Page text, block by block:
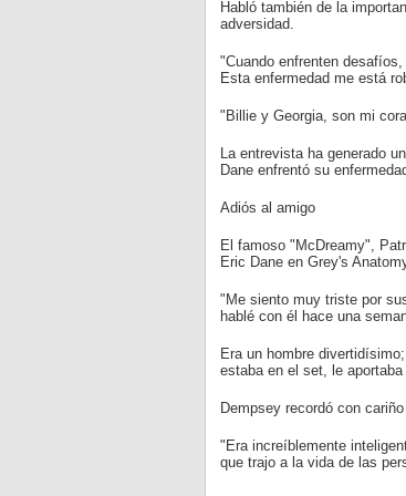
Habló también de la
adversidad.
"Cuando enfrenten
Esta enfermedad me está
"Billie y Georgia, son mi
La entrevista ha generado
Dane enfrentó su
Adiós al amigo
El famoso "McDreamy",
Eric Dane en Grey's
"Me siento muy triste por
hablé con él hace una
Era un hombre
estaba en el set, le
Dempsey recordó con
"Era increíblemente
que trajo a la vida de las